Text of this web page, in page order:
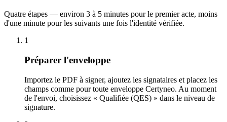
Quatre étapes — environ 3 à 5 minutes pour le premier acte, moins
d'une minute pour les suivants une fois l'identité vérifiée.
1
Préparer l'enveloppe
Importez le PDF à signer, ajoutez les signataires et placez les
champs comme pour toute enveloppe Certyneo. Au moment
de l'envoi, choisissez « Qualifiée (QES) » dans le niveau de
signature.